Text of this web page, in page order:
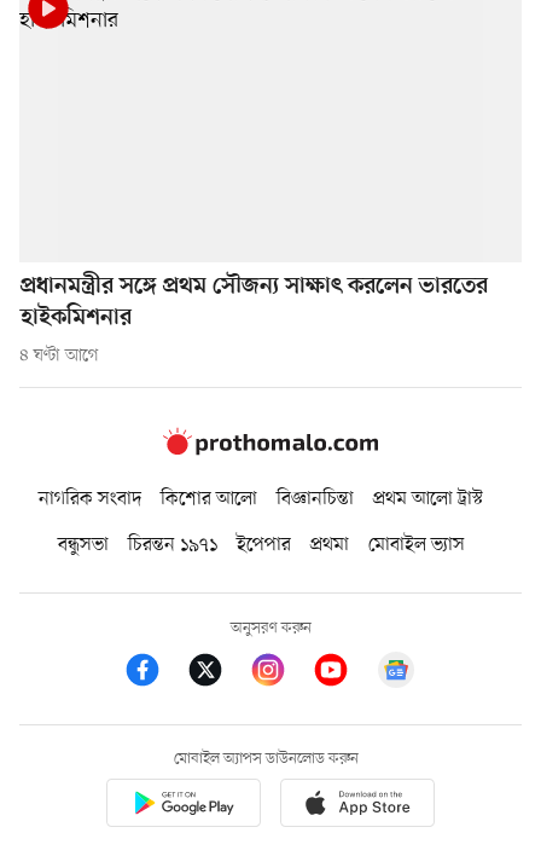
প্রধানমন্ত্রীর সঙ্গে প্রথম সৌজন্য সাক্ষাৎ করলেন ভারতের
হাইকমিশনার
৪ ঘণ্টা আগে
নাগরিক সংবাদ কিশোর আলো বিজ্ঞানচিন্তা
প্রথম আলো ট্রাস্ট
বন্ধুসভা
চিরন্তন ১৯৭১ ইপেপার প্রথমা মোবাইল ভ্যাস
অনুসরণ করুন
মোবাইল অ্যাপস ডাউনলোড করুন